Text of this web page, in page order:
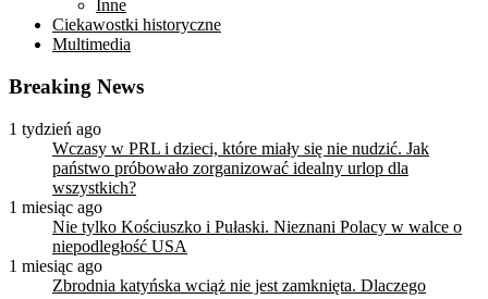
Inne
Ciekawostki historyczne
Multimedia
Breaking News
1 tydzień ago
Wczasy w PRL i dzieci, które miały się nie nudzić. Jak
państwo próbowało zorganizować idealny urlop dla
wszystkich?
1 miesiąc ago
Nie tylko Kościuszko i Pułaski. Nieznani Polacy w walce o
niepodległość USA
1 miesiąc ago
Zbrodnia katyńska wciąż nie jest zamknięta. Dlaczego